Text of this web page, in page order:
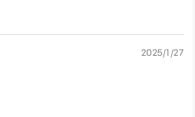
2025/1/27